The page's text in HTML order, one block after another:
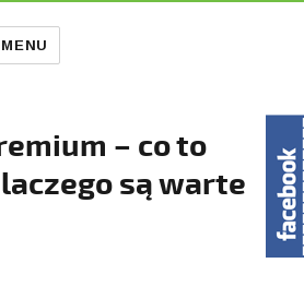
MENU
– co to
są warte